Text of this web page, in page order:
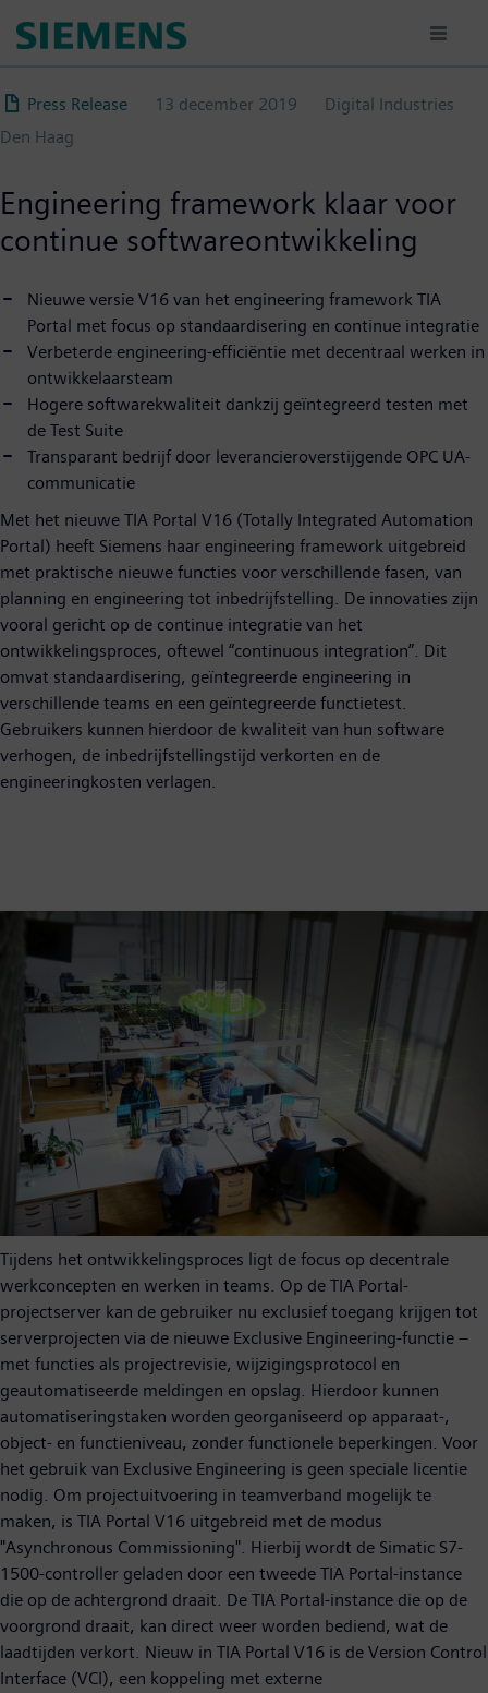
en
de
inhoud
gaan
Press Release 13 december 2019
Digital Industries
Den Haag
Engineering framework klaar voor
continue softwareontwikkeling
Nieuwe versie V16 van het engineering framework TIA
Portal met focus op standaardisering en continue integratie
Verbeterde engineering-efficiëntie met decentraal werken in
ontwikkelaarsteam
Hogere softwarekwaliteit dankzij geïntegreerd testen met
de Test Suite
Transparant bedrijf door leverancieroverstijgende OPC UA-
communicatie
Met het nieuwe TIA Portal V16 (Totally Integrated Automation
Portal) heeft Siemens haar engineering framework uitgebreid
met praktische nieuwe functies voor verschillende fasen, van
planning en engineering tot inbedrijfstelling. De innovaties zijn
vooral gericht op de continue integratie van het
ontwikkelingsproces, oftewel “continuous integration”. Dit
omvat standaardisering, geïntegreerde engineering in
verschillende teams en een geïntegreerde functietest.
Gebruikers kunnen hierdoor de kwaliteit van hun software
verhogen, de inbedrijfstellingstijd verkorten en de
engineeringkosten verlagen.
Tijdens het ontwikkelingsproces ligt de focus op decentrale
werkconcepten en werken in teams. Op de TIA Portal-
projectserver kan de gebruiker nu exclusief toegang krijgen tot
serverprojecten via de nieuwe Exclusive Engineering-functie –
met functies als projectrevisie, wijzigingsprotocol en
geautomatiseerde meldingen en opslag. Hierdoor kunnen
automatiseringstaken worden georganiseerd op apparaat-,
object- en functieniveau, zonder functionele beperkingen. Voor
het gebruik van Exclusive Engineering is geen speciale licentie
nodig. Om projectuitvoering in teamverband mogelijk te
maken, is TIA Portal V16 uitgebreid met de modus
"Asynchronous Commissioning". Hierbij wordt de Simatic S7-
1500-controller geladen door een tweede TIA Portal-instance
die op de achtergrond draait. De TIA Portal-instance die op de
voorgrond draait, kan direct weer worden bediend, wat de
laadtijden verkort. Nieuw in TIA Portal V16 is de Version Control
Interface (VCI), een koppeling met externe